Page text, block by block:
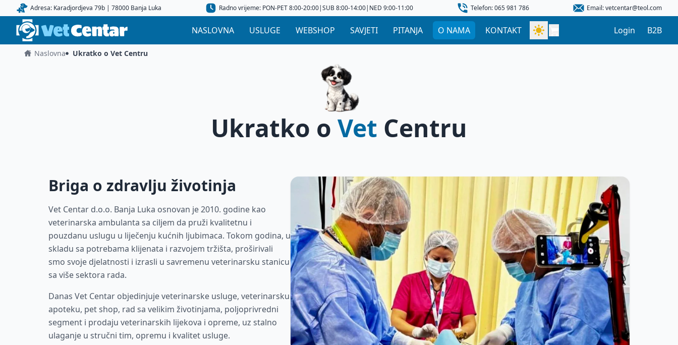
Adresa: Karadjordjeva 79b | 78000 Banja Luka Radno vrijeme: PON-PET 8:00-20:00|SUB 8:00-14:00|NED 9:00-11:00 Telefon: 065 981 786 Email: vetcentar@teol.com
NASLOVNA USLUGE WEBSHOP SAVJETI PITANJA O NAMA KONTAKT Login B2B
Naslovna Ukratko o Vet Centru
Ukratko o Vet Centru
Briga o zdravlju životinja
Vet Centar d.o.o. Banja Luka osnovan je 2010. godine kao
veterinarska ambulanta sa ciljem da pruži kvalitetnu i
pouzdanu uslugu u liječenju kućnih ljubimaca. Tokom godina, u
skladu sa potrebama klijenata i razvojem tržišta, proširivali
smo svoje djelatnosti i izrasli u savremenu veterinarsku stanicu
sa više sektora rada.
Danas Vet Centar objedinjuje veterinarske usluge, veterinarsku
apoteku, pet shop, rad sa velikim životinjama, poljoprivredni
segment i prodaju veterinarskih lijekova i opreme, uz stalno
ulaganje u stručni tim, opremu i kvalitet usluge.